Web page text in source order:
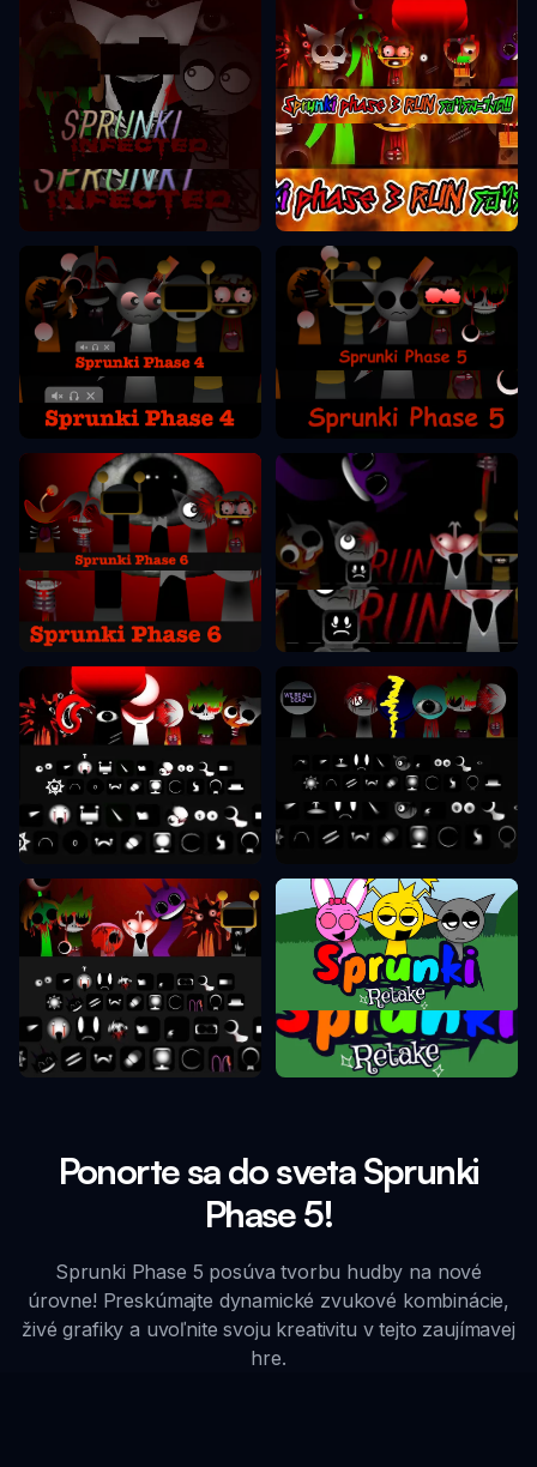
Sprunki Phase 2
Sprunki Phase 3
Sprunki Phase 4 Sprunki Phase 5
Sprunki Phase 6
Sprunki Phase 7
Sprunki Phase 8 Sprunki Phase 9
Sprunki Phase 10 Sprunki Retake
Ponorte sa do sveta Sprunki
Phase 5!
Sprunki Phase 5 posúva tvorbu hudby na nové
úrovne! Preskúmajte dynamické zvukové kombinácie,
živé grafiky a uvoľnite svoju kreativitu v tejto zaujímavej
hre.